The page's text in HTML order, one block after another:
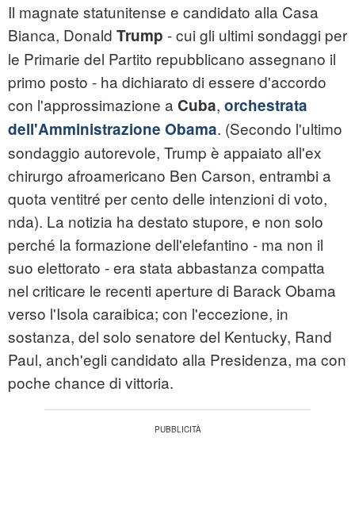
Il magnate statunitense e candidato alla Casa
Bianca, Donald Trump - cui gli ultimi sondaggi per
le Primarie del Partito repubblicano assegnano il
primo posto - ha dichiarato di essere d'accordo
con l'approssimazione a Cuba, orchestrata
dell'Amministrazione Obama. (Secondo l'ultimo
sondaggio autorevole, Trump è appaiato all'ex
chirurgo afroamericano Ben Carson, entrambi a
quota ventitré per cento delle intenzioni di voto,
nda). La notizia ha destato stupore, e non solo
perché la formazione dell'elefantino - ma non il
suo elettorato - era stata abbastanza compatta
nel criticare le recenti aperture di Barack Obama
verso l'Isola caraibica; con l'eccezione, in
sostanza, del solo senatore del Kentucky, Rand
Paul, anch'egli candidato alla Presidenza, ma con
poche chance di vittoria.